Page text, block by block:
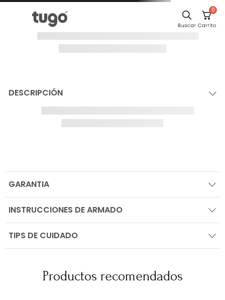
0
DESCRIPCIÓN
GARANTIA
INSTRUCCIONES DE ARMADO
TIPS DE CUIDADO
Productos recomendados